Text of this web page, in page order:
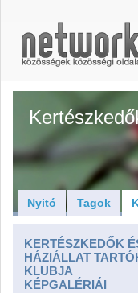
Nyitó Tagok
KERTÉSZKEDŐK
HÁZIÁLLAT
KLUBJA
KÉPGALÉRIÁI